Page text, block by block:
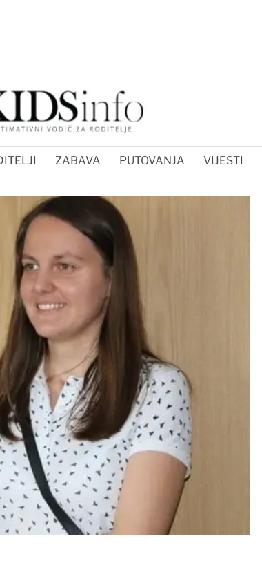
ZABAVA PUTOVANJA VIJESTI